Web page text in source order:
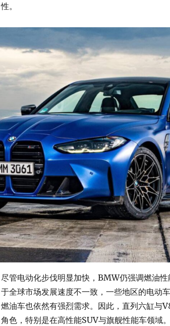
性。
尽管电动化步伐明显加快，BMW仍强调燃油
于全球市场发展速度不一致，一些地区的电动
燃油车也依然有强烈需求。因此，直列六缸与
角色，特别是在高性能SUV与旗舰性能车领域